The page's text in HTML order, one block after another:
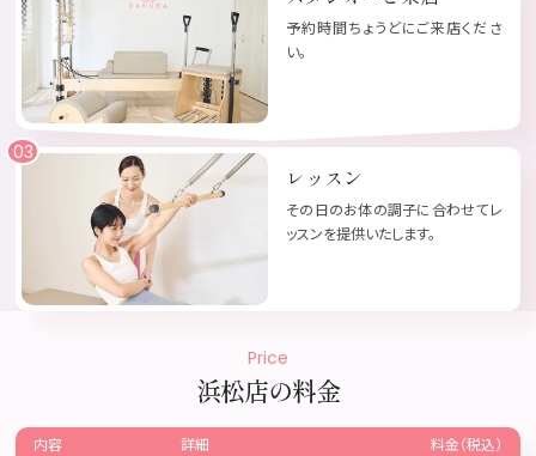
予約時間ちょうどにご来店くださ
い。
レッスン
その日のお体の調子に合わせてレ
ッスンを提供いたします。
Price
浜松店の料金
内容 詳細 料金（税込）